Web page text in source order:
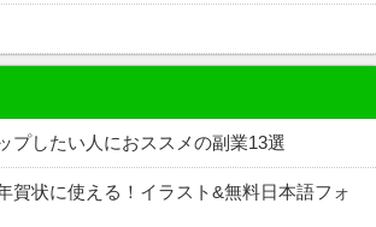
プしたい人におススメの副業13選
賀状に使える！イラスト&無料日本語フォ